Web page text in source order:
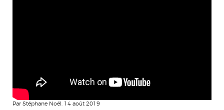
Par Stéphane Noël, 14 août 2019